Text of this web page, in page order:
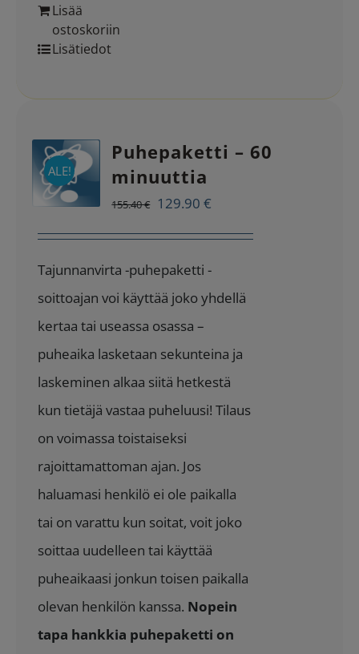
Lisää
ostoskoriin
Lisätiedot
ALE!
Puhepaketti – 60
minuuttia
155.40€ Alkuperäinen
hinta
129.90€
hinta
Tajunnanvirta -puhepaketti -
soittoajan voi käyttää joko yhdellä
kertaa tai useassa osassa –
puheaika lasketaan sekunteina ja
laskeminen alkaa siitä hetkestä
kun tietäjä vastaa puheluusi! Tilaus
on voimassa toistaiseksi
rajoittamattoman ajan. Jos
haluamasi henkilö ei ole paikalla
tai on varattu kun soitat, voit joko
soittaa uudelleen tai käyttää
puheaikaasi jonkun toisen paikalla
olevan henkilön kanssa. Nopein
tapa hankkia puhepaketti on